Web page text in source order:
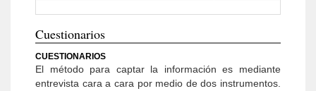
Cuestionarios
CUESTIONARIOS
El método para captar la información es mediante
entrevista cara a cara por medio de dos instrumentos.